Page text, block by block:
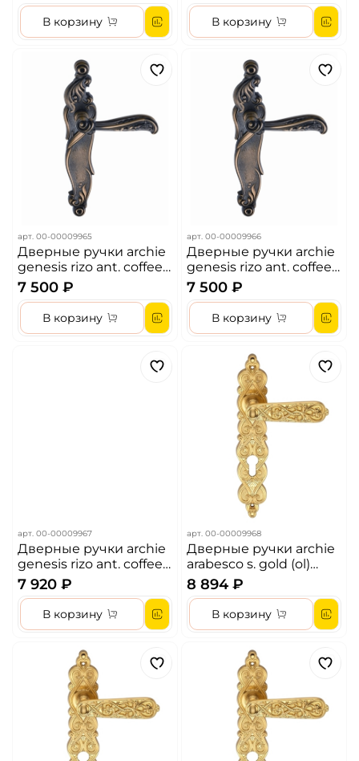
В корзину В корзину
арт. 00-00009965
Дверные ручки archie
genesis rizo ant. coffee
(ps) проходная цвет-
античный кофе
7 500 ₽
В корзину
арт. 00-00009966
Дверные ручки archie
genesis rizo ant. coffee
(cl) под ключ цилиндр
цвет- античный кофе
7 500 ₽
В корзину
арт. 00-00009967
Дверные ручки archie
genesis rizo ant. coffee
(ol) фиксатор цвет-
античный кофе
7 920 ₽
В корзину
арт. 00-00009968
Дверные ручки archie
arabesco s. gold (ol)
фиксатор цвет-
матовое золото
8 894 ₽
В корзину